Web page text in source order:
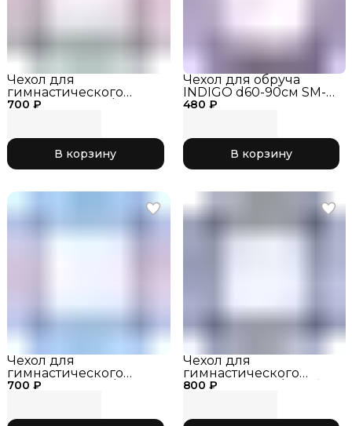
700 ₽
Чехол для
гимнастического
обруча черный/
В корзину
480 ₽
Чехол для обруча
INDIGO d60-90см SM-
084 Фиолетовый
В корзину
700 ₽
Чехол для
гимнастического
обруча голубой/
800 ₽
Чехол для
гимнастического
обруча, синий/голубой